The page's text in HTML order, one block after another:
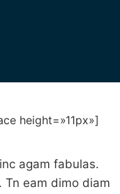
height=»11px»]
agam fabulas.
Tn eam dimo diam